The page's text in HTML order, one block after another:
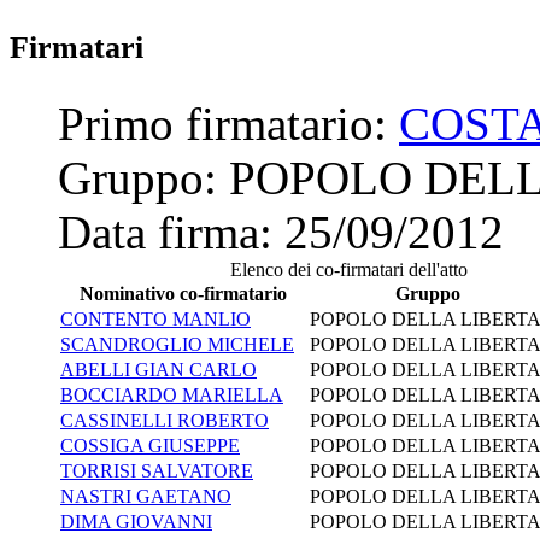
Firmatari
Primo firmatario:
Gruppo: POPOLO
Data firma: 25/09/2012
Elenco dei co-firmatari dell'atto
Nominativo co-firmatario
Gruppo
CONTENTO MANLIO
POPOLO DELLA
SCANDROGLIO MICHELE
POPOLO DELLA
ABELLI GIAN CARLO
POPOLO DELLA
BOCCIARDO MARIELLA
POPOLO DELLA
CASSINELLI ROBERTO
POPOLO DELLA
COSSIGA GIUSEPPE
POPOLO DELLA
TORRISI SALVATORE
POPOLO DELLA
NASTRI GAETANO
POPOLO DELLA
DIMA GIOVANNI
POPOLO DELLA